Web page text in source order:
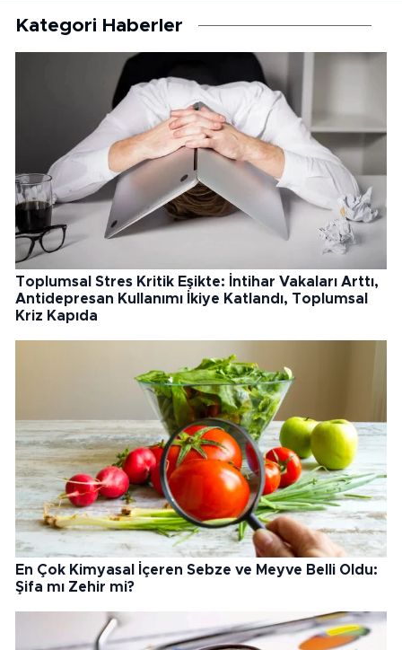
Kategori Haberler
Toplumsal Stres Kritik Eşikte: İntihar Vakaları Arttı,
Antidepresan Kullanımı İkiye Katlandı, Toplumsal
Kriz Kapıda
En Çok Kimyasal İçeren Sebze ve Meyve Belli Oldu:
Şifa mı Zehir mi?